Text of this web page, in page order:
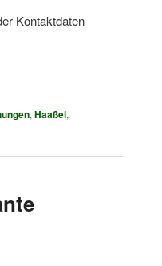
Kontaktdaten
, Haaßel,